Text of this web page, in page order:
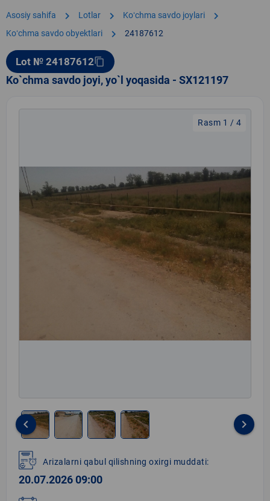
Asosiy sahifa chevron_right Lotlar chevron_right Koʻchma savdo joylari chevron_right
Koʻchma savdo obyektlari chevron_right 24187612
Lot № 24187612content_copy
Ko`chma savdo joyi, yo`l yoqasida - SX121197
Rasm 1 / 4
1
of
4
keyboard_arrow_left keyboard_arrow_right
Arizalarni qabul qilishning oxirgi muddati:
20.07.2026 09:00